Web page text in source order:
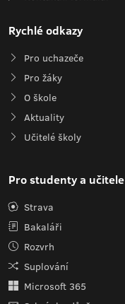
Rychlé odkazy
Pro uchazeče
Pro žáky
O škole
Aktuality
Učitelé školy
Pro studenty a učitele
Strava
Bakaláři
Rozvrh
Suplování
Microsoft 365